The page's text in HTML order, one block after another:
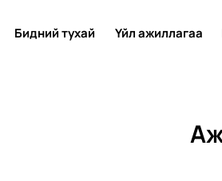
Бидний тухай Үйл ажиллагаа